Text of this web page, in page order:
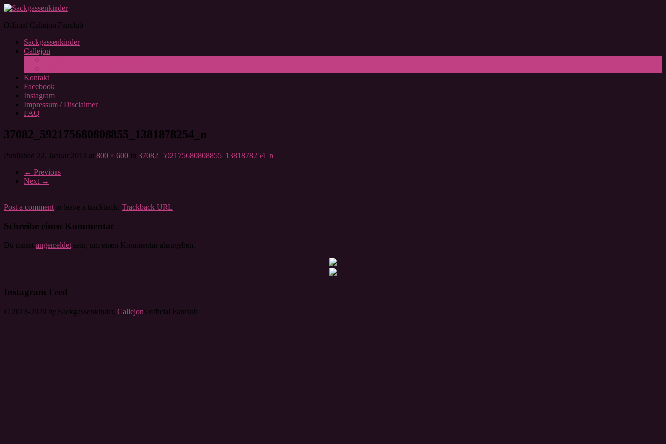
Official Callejon Fanclub
Sackgassenkinder
Callejon
Kontakt
Facebook
Instagram
Impressum / Disclaimer
FAQ
37082_592175680808855_1381878254_n
Published 22. Januar 2013 at 800 × 600 in 37082_592175680808855_1381878254_n
← Previous
Next →
Post a comment or leave a trackback: Trackback URL.
Schreibe einen Kommentar
Du musst angemeldet sein, um einen Kommentar abzugeben.
Instagram Feed
© 2013-2020 by Sackgassenkinder, Callejons official Fanclub